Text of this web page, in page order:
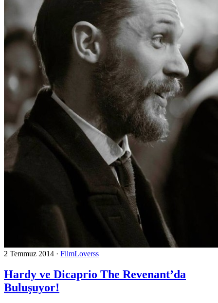
2 Temmuz 2014 · FilmLoverss
Hardy ve Dicaprio The Revenant’da
Buluşuyor!